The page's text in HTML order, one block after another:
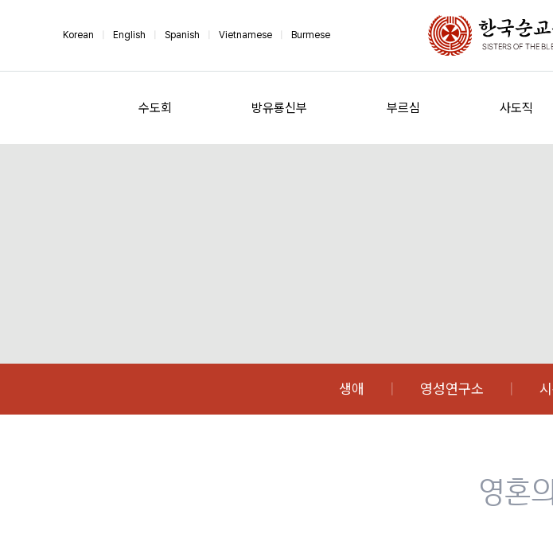
Korean English Spanish Vietnamese Burmese
수도회 방유룡신부 부르심 사도직
생애 영성연구소
영혼